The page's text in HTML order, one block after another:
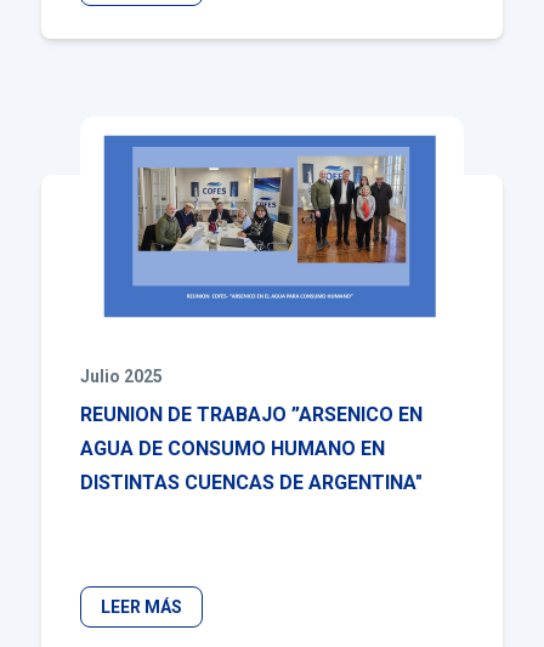
Julio 2025
REUNION DE TRABAJO ”ARSENICO EN
AGUA DE CONSUMO HUMANO EN
DISTINTAS CUENCAS DE ARGENTINA"
LEER MÁS